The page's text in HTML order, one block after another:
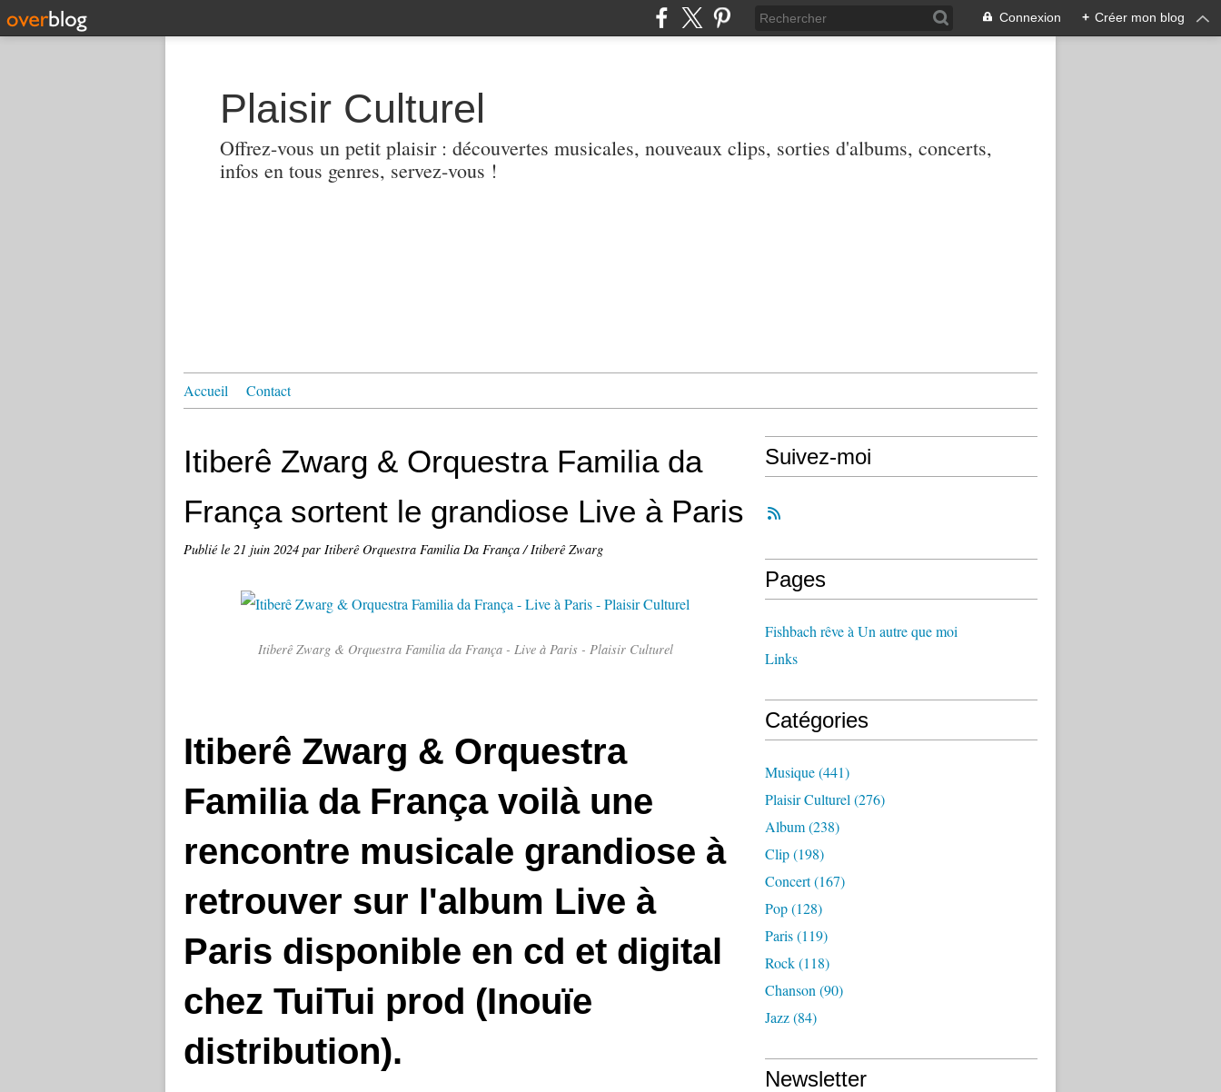
Connexion + Créer mon blog
Plaisir Culturel
Offrez-vous un petit plaisir : découvertes musicales, nouveaux clips, sorties d'albums, concerts,
infos en tous genres, servez-vous !
Accueil Contact
Itiberê Zwarg & Orquestra Familia da
França sortent le grandiose Live à Paris
Publié le 21 juin 2024 par Itiberê Orquestra Familia Da França / Itiberê Zwarg
Itiberê Zwarg & Orquestra Familia da França - Live à Paris - Plaisir Culturel
Itiberê Zwarg & Orquestra
Familia da França voilà une
rencontre musicale grandiose à
retrouver sur l'album Live à
Paris disponible en cd et digital
chez TuiTui prod (Inouïe
distribution).
Suivez-moi
Pages
Fishbach rêve à Un autre que moi
Links
Catégories
Musique(441)
Plaisir Culturel (276)
Album(238)
Clip(198)
Concert(167)
Pop(128)
Paris(119)
Rock(118)
Chanson (90)
Jazz(84)
Newsletter